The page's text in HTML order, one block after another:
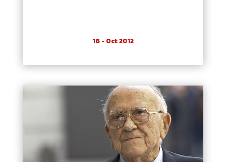
16 - Oct 2012